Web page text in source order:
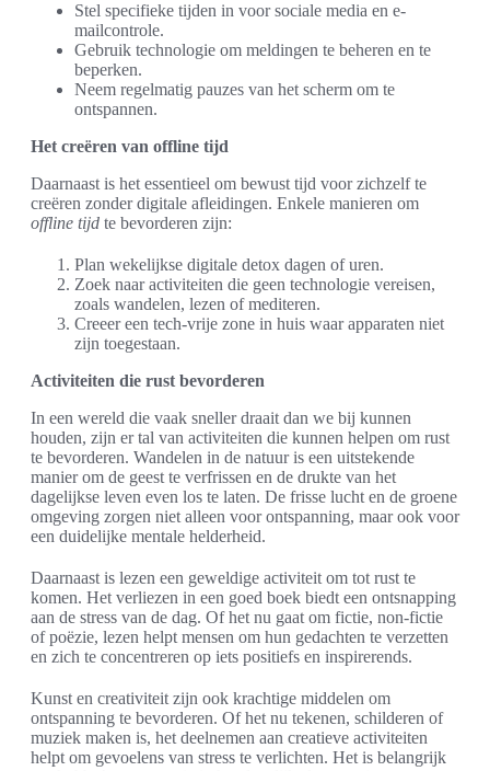
Stel specifieke tijden in voor sociale media en e-
mailcontrole.
Gebruik technologie om meldingen te beheren en te
beperken.
Neem regelmatig pauzes van het scherm om te
ontspannen.
Het creëren van offline tijd
Daarnaast is het essentieel om bewust tijd voor zichzelf te
creëren zonder digitale afleidingen. Enkele manieren om
offline tijd te bevorderen zijn:
Plan wekelijkse digitale detox dagen of uren.
Zoek naar activiteiten die geen technologie vereisen,
zoals wandelen, lezen of mediteren.
Creeer een tech-vrije zone in huis waar apparaten niet
zijn toegestaan.
Activiteiten die rust bevorderen
In een wereld die vaak sneller draait dan we bij kunnen
houden, zijn er tal van activiteiten die kunnen helpen om rust
te bevorderen. Wandelen in de natuur is een uitstekende
manier om de geest te verfrissen en de drukte van het
dagelijkse leven even los te laten. De frisse lucht en de groene
omgeving zorgen niet alleen voor ontspanning, maar ook voor
een duidelijke mentale helderheid.
Daarnaast is lezen een geweldige activiteit om tot rust te
komen. Het verliezen in een goed boek biedt een ontsnapping
aan de stress van de dag. Of het nu gaat om fictie, non-fictie
of poëzie, lezen helpt mensen om hun gedachten te verzetten
en zich te concentreren op iets positiefs en inspirerends.
Kunst en creativiteit zijn ook krachtige middelen om
ontspanning te bevorderen. Of het nu tekenen, schilderen of
muziek maken is, het deelnemen aan creatieve activiteiten
helpt om gevoelens van stress te verlichten. Het is belangrijk